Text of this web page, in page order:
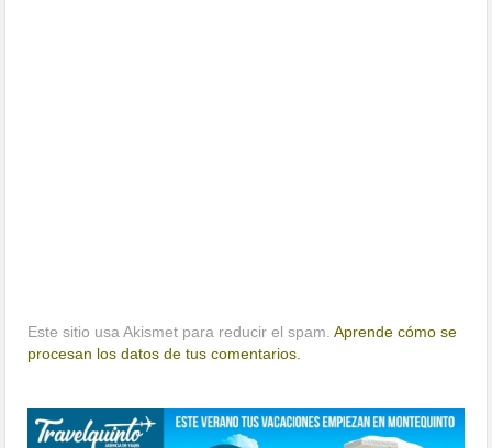
Este sitio usa Akismet para reducir el spam.Aprende cómo se
procesan los datos de tus comentarios.